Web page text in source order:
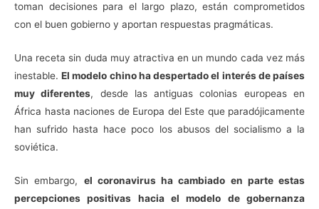
toman decisiones para el largo plazo, están comprometidos
con el buen gobierno y aportan respuestas pragmáticas.
Una receta sin duda muy atractiva en un mundo cada vez más
inestable.El modelo chino ha despertado el interés de países
muy diferentes, desde las antiguas colonias europeas en
África hasta naciones de Europa del Este que paradójicamente
han sufrido hasta hace poco los abusos del socialismo a la
soviética.
Sin embargo, el coronavirus ha cambiado en parte estas
percepciones positivas hacia el modelo de gobernanza